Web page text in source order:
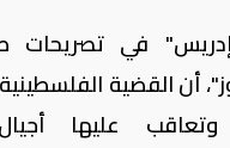
في تصريحات
أن القضية
وتعاقب عليها